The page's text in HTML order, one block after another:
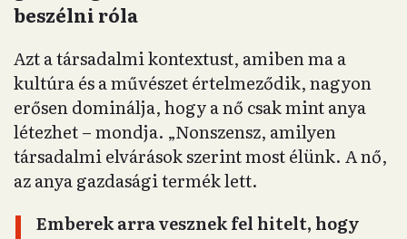
beszélni róla
Azt a társadalmi kontextust, amiben ma a
kultúra és a művészet értelmeződik, nagyon
erősen dominálja, hogy a nő csak mint anya
létezhet – mondja. „Nonszensz, amilyen
társadalmi elvárások szerint most élünk. A nő,
az anya gazdasági termék lett.
Emberek arra vesznek fel hitelt, hogy